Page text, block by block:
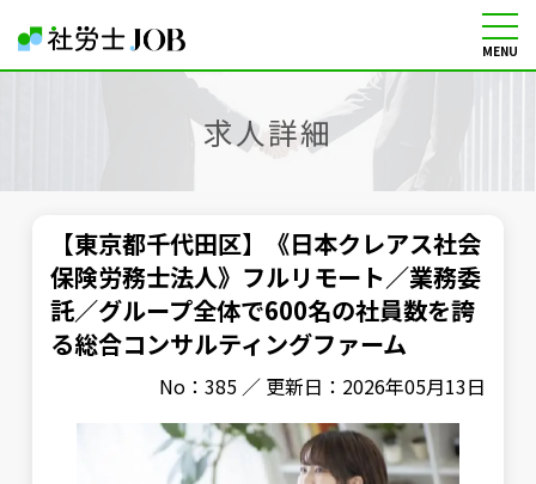
社労士の転職・求人情報サイト MENU
求人詳細
【東京都千代田区】《日本クレアス社会
保険労務士法人》フルリモート／業務委
託／グループ全体で600名の社員数を誇
る総合コンサルティングファーム
No：385 ／ 更新日：2026年05月13日